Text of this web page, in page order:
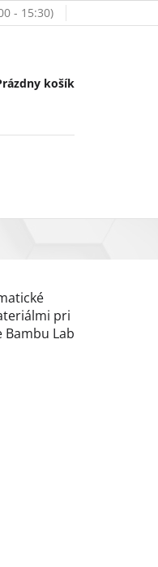
košík
pri
Lab